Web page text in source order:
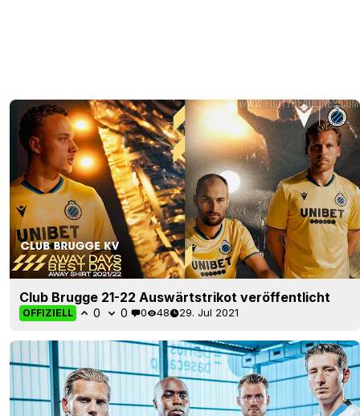
Club Brugge 21-22 Auswärtstrikot veröffentlicht
OFFIZIELL 0 0 0 48 29. Jul 2021